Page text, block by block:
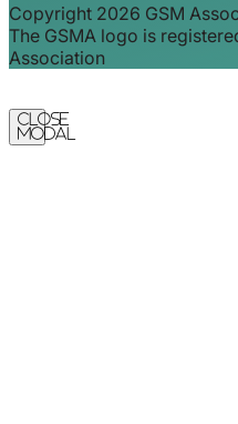
Copyright 2026 GSM
The GSMA logo is
Association
Close
Modal